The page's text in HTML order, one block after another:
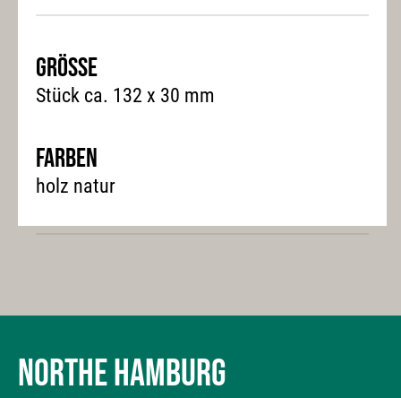
Grösse
Stück ca. 132 x 30 mm
Farben
holz natur
NORTHE HAMBURG